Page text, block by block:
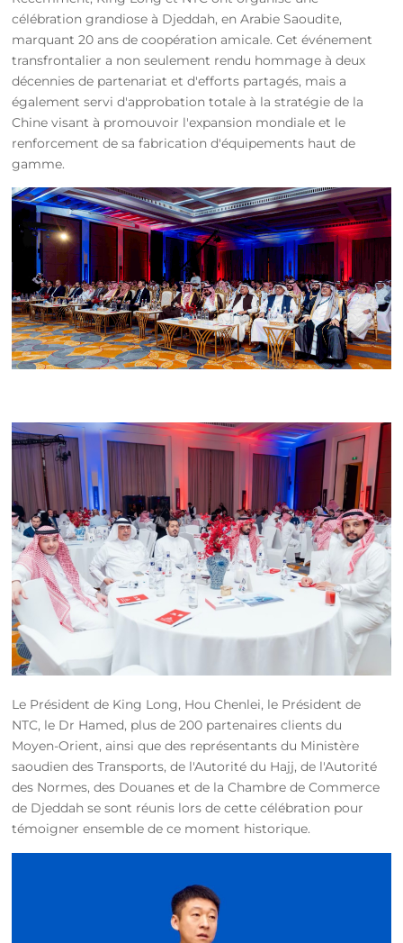
célébration grandiose à Djeddah, en Arabie Saoudite,
marquant 20 ans de coopération amicale. Cet événement
transfrontalier a non seulement rendu hommage à deux
décennies de partenariat et d'efforts partagés, mais a
également servi d'approbation totale à la stratégie de la
Chine visant à promouvoir l'expansion mondiale et le
renforcement de sa fabrication d'équipements haut de
gamme.
Le Président de King Long, Hou Chenlei, le Président de
NTC, le Dr Hamed, plus de 200 partenaires clients du
Moyen-Orient, ainsi que des représentants du Ministère
saoudien des Transports, de l'Autorité du Hajj, de l'Autorité
des Normes, des Douanes et de la Chambre de Commerce
de Djeddah se sont réunis lors de cette célébration pour
témoigner ensemble de ce moment historique.